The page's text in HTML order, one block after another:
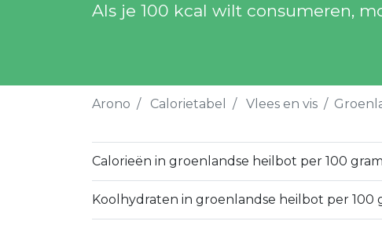
Als je 100 kcal wilt consumeren,
Arono Calorietabel Vlees en vis
Calorieën in groenlandse heilbot per 100
Koolhydraten in groenlandse heilbot per 100